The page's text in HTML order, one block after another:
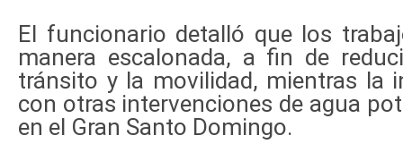
El funcionario detalló que los
manera escalonada, a fin de
tránsito y la movilidad, mientras la
con otras intervenciones de agua
en el Gran Santo Domingo.